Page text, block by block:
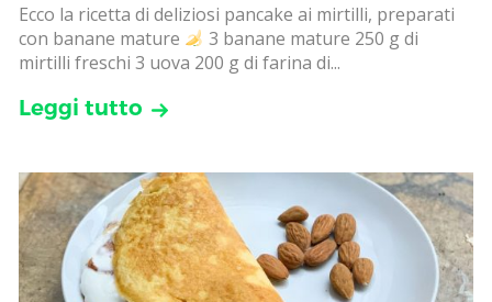
Ecco la ricetta di deliziosi pancake ai mirtilli, preparati
con banane mature
3 banane mature 250 g di
mirtilli freschi 3 uova 200 g di farina di...
Leggi tutto